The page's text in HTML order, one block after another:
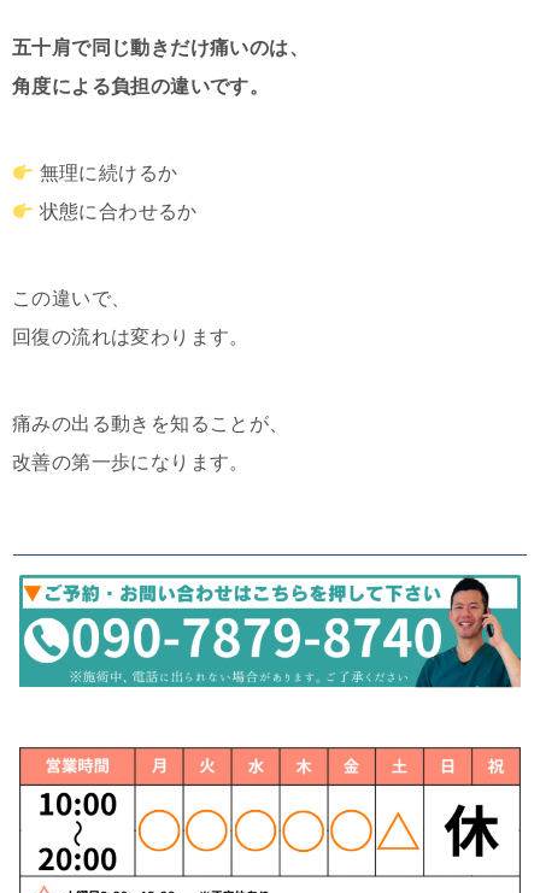
五十肩で同じ動きだけ痛いのは、
角度による負担の違いです。
無理に続けるか
状態に合わせるか
この違いで、
回復の流れは変わります。
痛みの出る動きを知ることが、
改善の第一歩になります。